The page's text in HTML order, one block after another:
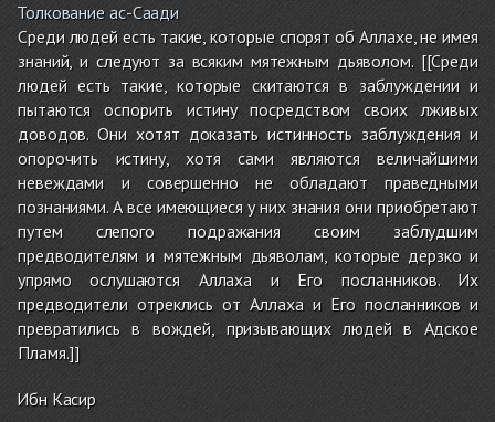
Толкование ас-Саади
Среди людей есть такие, которые спорят об Аллахе, не имея
знаний, и следуют за всяким мятежным дьяволом. [[Среди
людей есть такие, которые скитаются в заблуждении и
пытаются оспорить истину посредством своих лживых
доводов. Они хотят доказать истинность заблуждения и
опорочить истину, хотя сами являются величайшими
невеждами и совершенно не обладают праведными
познаниями. А все имеющиеся у них знания они приобретают
путем слепого подражания своим заблудшим
предводителям и мятежным дьяволам, которые дерзко и
упрямо ослушаются Аллаха и Его посланников. Их
предводители отреклись от Аллаха и Его посланников и
превратились в вождей, призывающих людей в Адское
Пламя.]]
Ибн Касир